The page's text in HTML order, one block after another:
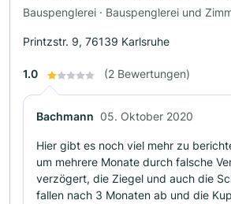
Bauspenglerei · Bauspenglerei und
Printzstr. 9, 76139 Karlsruhe
1.0 (2 Bewertungen)
Bachmann 05. Oktober 2020
Hier gibt es noch viel mehr zu
um mehrere Monate durch falsche
verzögert, die Ziegel und auch die
fallen nach 3 Monaten ab und die